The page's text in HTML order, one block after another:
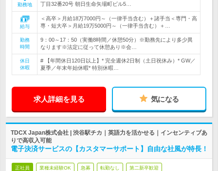
勤務地
丁目32番20号 朝日生命矢場町ビル5…
給与
＜高卒＞月給18万7000円～（一律手当含む）＋諸手当＜専門・高
専・短大卒＞月給19万5000円～（一律手当含む）＋…
勤務
時間
9：00～17：50（実働8時間／休憩50分）※勤務先により多少異
なります※法定に従って休憩あり※会…
休日
休暇
# 【年間休日120日以上】* 完全週休2日制（土日祝休み）* GW／
夏季／年末年始休暇* 特別休暇…
求人詳細を見る 気になる
TDCX Japan株式会社 | 渋谷駅チカ｜英語力を活かせる｜インセンティブあ
りで高収入可能
電子決済サービスの【カスタマーサポート】自由な社風が特長！
正社員 業種未経験OK 急募 転勤なし 第二新卒歓迎